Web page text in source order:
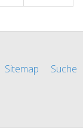
Sitemap Suche